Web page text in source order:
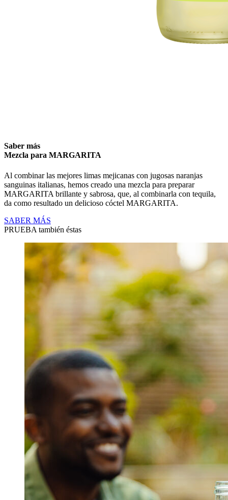
Saber más
Mezcla para MARGARITA
Al combinar las mejores limas mejicanas con jugosas naranjas
sanguinas italianas, hemos creado una mezcla para preparar
MARGARITA brillante y sabrosa, que, al combinarla con tequila,
da como resultado un delicioso cóctel MARGARITA.
SABER MÁS
PRUEBA también éstas